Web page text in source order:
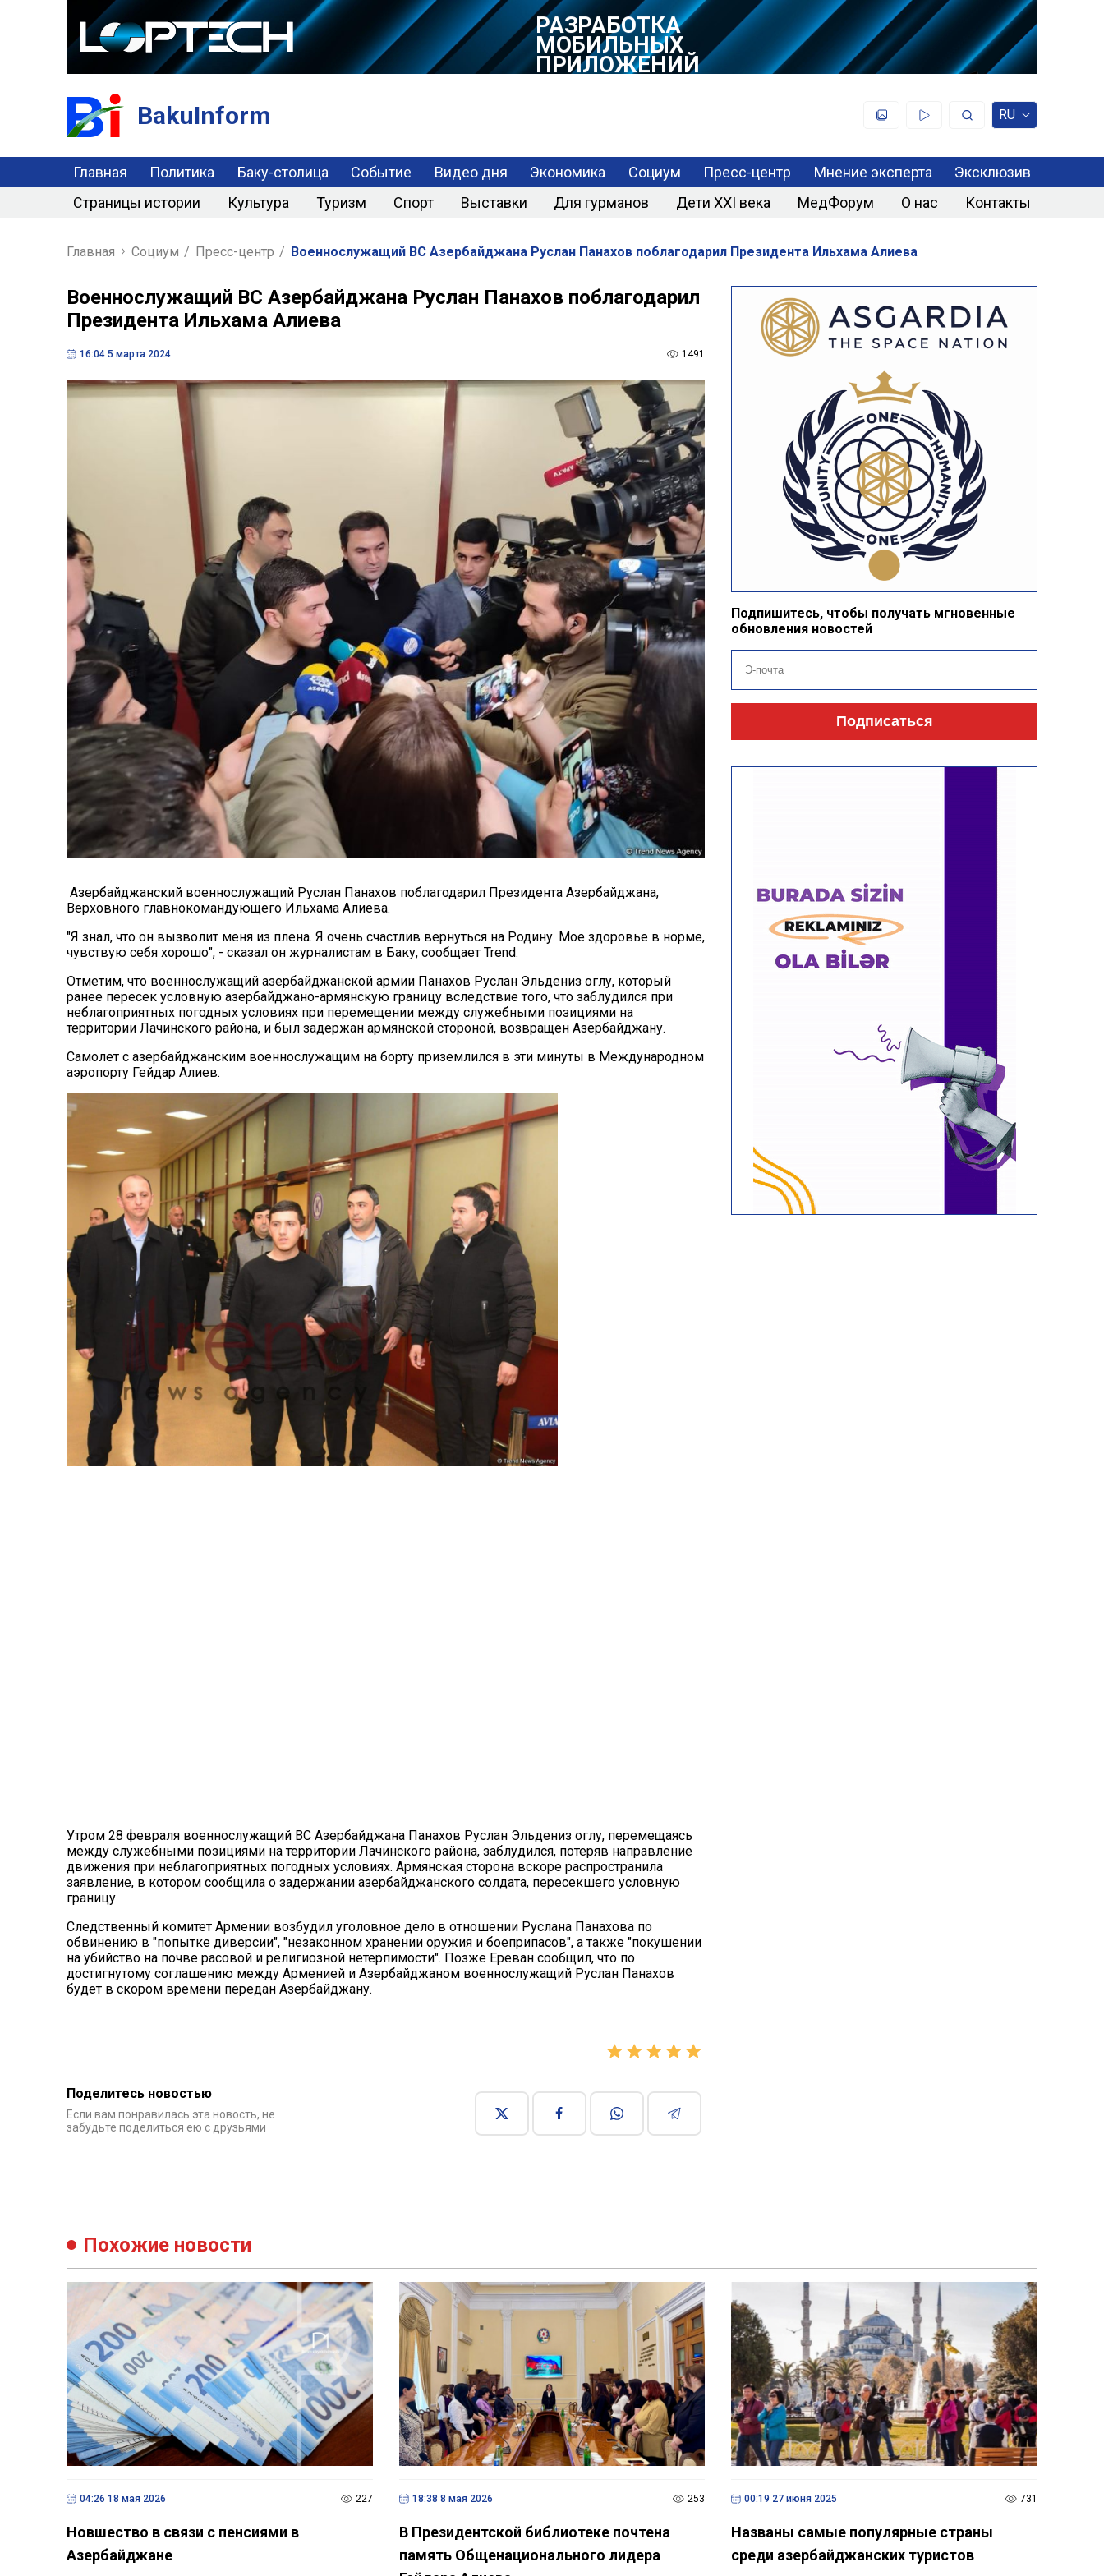
РАЗРАБОТКА
МОБИЛЬНЫХ
ПРИЛОЖЕНИЙ
BakuInform RU
Главная Политика Баку-столица Событие Видео дня Экономика Социум Пресс-центр Мнение эксперта
Эксклюзив
Страницы истории
Культура Туризм Спорт Выставки Для гурманов Дети XXI века МедФорум О нас Контакты
Главная Социум / Пресс-центр / Военнослужащий ВС Азербайджана Руслан Панахов поблагодарил Президента Ильхама Алиева
Военнослужащий ВС Азербайджана Руслан Панахов поблагодарил
Президента Ильхама Алиева
16:04 5 марта 2024 1491
Азербайджанский военнослужащий Руслан Панахов поблагодарил Президента Азербайджана,
Верховного главнокомандующего Ильхама Алиева.
"Я знал, что он вызволит меня из плена. Я очень счастлив вернуться на Родину. Мое здоровье в норме,
чувствую себя хорошо", - сказал он журналистам в Баку, сообщает Trend.
Отметим, что военнослужащий азербайджанской армии Панахов Руслан Эльдениз оглу, который
ранее пересек условную азербайджано-армянскую границу вследствие того, что заблудился при
неблагоприятных погодных условиях при перемещении между служебными позициями на
территории Лачинского района, и был задержан армянской стороной, возвращен Азербайджану.
Самолет с азербайджанским военнослужащим на борту приземлился в эти минуты в Международном
аэропорту Гейдар Алиев.
Утром 28 февраля военнослужащий ВС Азербайджана Панахов Руслан Эльдениз оглу, перемещаясь
между служебными позициями на территории Лачинского района, заблудился, потеряв направление
движения при неблагоприятных погодных условиях. Армянская сторона вскоре распространила
заявление, в котором сообщила о задержании азербайджанского солдата, пересекшего условную
границу.
Следственный комитет Армении возбудил уголовное дело в отношении Руслана Панахова по
обвинению в "попытке диверсии", "незаконном хранении оружия и боеприпасов", а также "покушении
на убийство на почве расовой и религиозной нетерпимости". Позже Ереван сообщил, что по
достигнутому соглашению между Арменией и Азербайджаном военнослужащий Руслан Панахов
будет в скором времени передан Азербайджану.
Поделитесь новостью
Если вам понравилась эта новость, не
забудьте поделиться ею с друзьями
Подпишитесь, чтобы получать мгновенные
обновления новостей
Подписаться
Похожие новости
04:26 18 мая 2026 227
Новшество в связи с пенсиями в
Азербайджане
18:38 8 мая 2026 253
В Президентской библиотеке почтена
память Общенационального лидера
00:19 27 июня 2025 731
Названы самые популярные страны
среди азербайджанских туристов